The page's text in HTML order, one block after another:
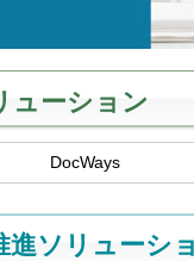
ューション
DocWays
進ソリューシ